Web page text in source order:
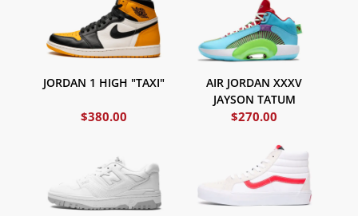
JORDAN 1 HIGH "TAXI"
$380.00
AIR JORDAN XXXV
JAYSON TATUM
$270.00